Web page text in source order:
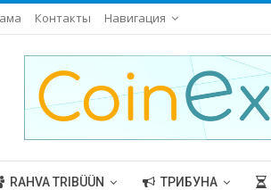
Контакты Навигация
RAHVA TRIBÜÜN ТРИБУНА